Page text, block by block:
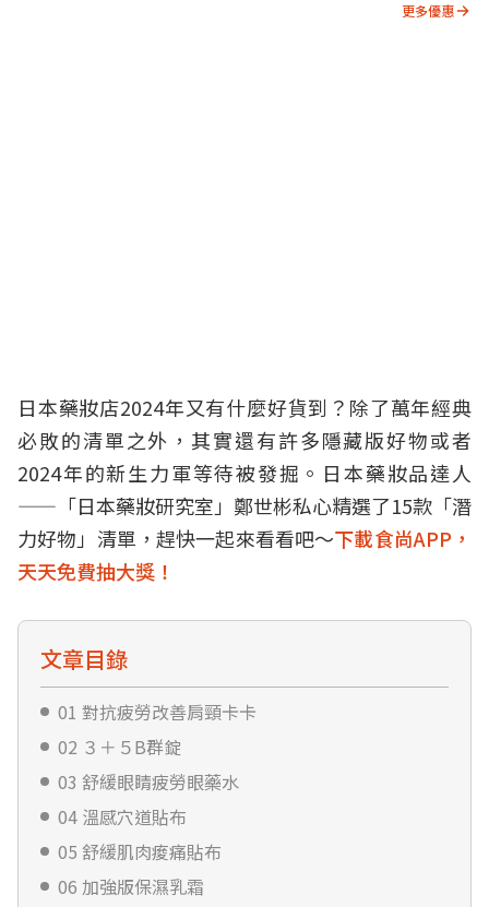
更多優惠
日本藥妝店2024年又有什麼好貨到？除了萬年經典
必敗的清單之外，其實還有許多隱藏版好物或者
2024年的新生力軍等待被發掘。日本藥妝品達人
——「日本藥妝研究室」鄭世彬私心精選了15款「潛
力好物」清單，趕快一起來看看吧～下載食尚APP，
天天免費抽大獎！
文章目錄
01 對抗疲勞改善肩頸卡卡
02 ３＋５B群錠
03 舒緩眼睛疲勞眼藥水
04 溫感穴道貼布
05 舒緩肌肉痠痛貼布
06 加強版保濕乳霜